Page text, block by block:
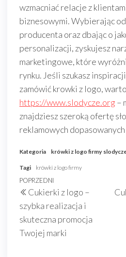
wzmacniać relacje z
biznesowymi. Wybierając
producenta oraz dbając o
personalizacji, zyskujesz
marketingowe, które
rynku. Jeśli szukasz
zamówić krowki z logo,
https://www.slodycze.org –
znajdziesz szeroką ofertę
reklamowych
Kategoria krówki z logo firmy
Tagi krówki z logo firmy
Nawigacja
wpisu
Poprzedni
wpis
POPRZEDNI
Cukierki z logo –
szybka realizacja i
skuteczna promocja
Twojej marki